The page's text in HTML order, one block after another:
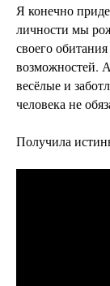
Я конечно
личности мы
своего
возможностей.
весёлые и
человека не
Получила